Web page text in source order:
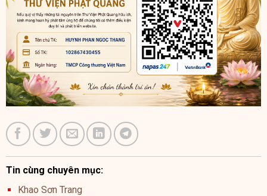
Tin cùng chuyên mục:
Khao Sơn Trang